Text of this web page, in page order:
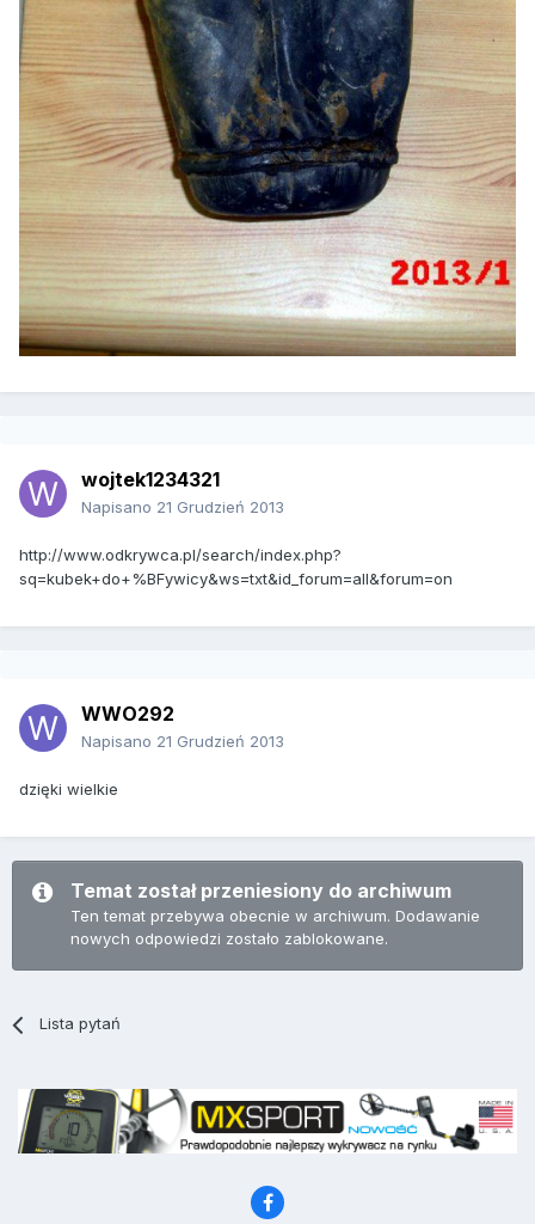
wojtek1234321
Napisano 21 Grudzień 2013
http://www.odkrywca.pl/search/index.php?
sq=kubek+do+%BFywicy&ws=txt&id_forum=all&forum=on
WWO292
Napisano 21 Grudzień 2013
dzięki wielkie
Temat został przeniesiony do archiwum
Ten temat przebywa obecnie w archiwum. Dodawanie
nowych odpowiedzi zostało zablokowane.
Lista pytań